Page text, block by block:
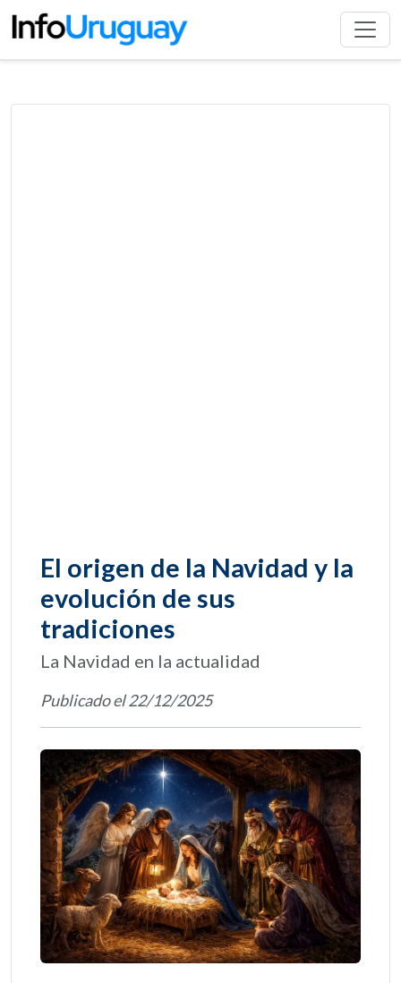
El origen de la Navidad y la
evolución de sus
tradiciones
La Navidad en la actualidad
Publicado el 22/12/2025